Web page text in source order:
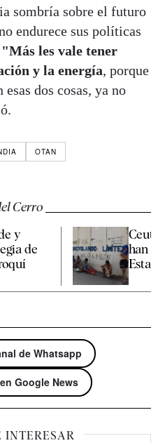
sombría sobre el futuro
endurece sus políticas
"Más les vale tener
y la energía, porque
dos cosas, ya no
OTAN
Cerro
y
de
Ceuta
han
de Whatsapp
Google News
INTERESAR